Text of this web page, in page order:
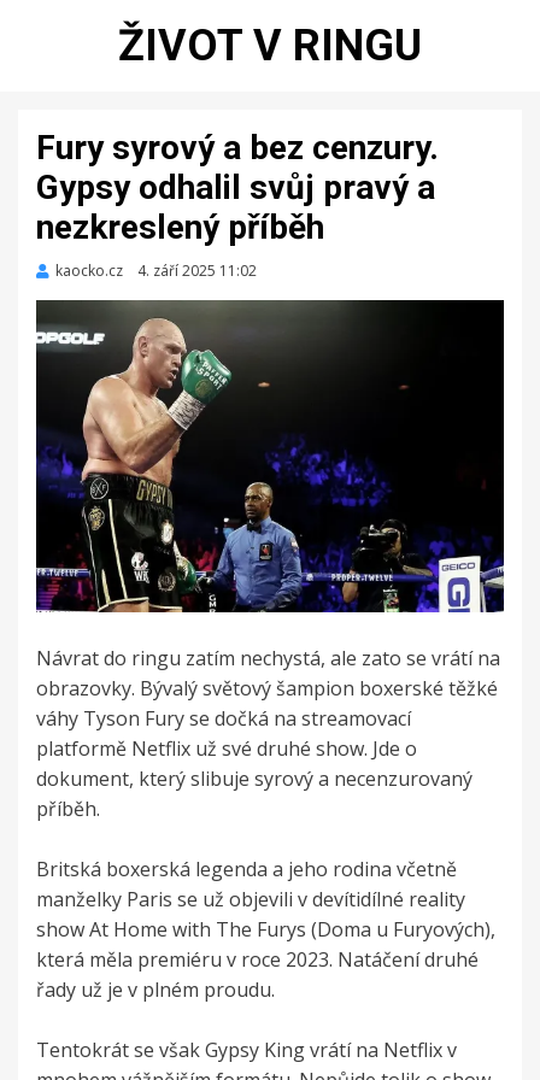
ŽIVOT V RINGU
Fury syrový a bez cenzury.
Gypsy odhalil svůj pravý a
nezkreslený příběh
kaocko.cz
Zveřejněno
4. září 2025 11:02
Návrat do ringu zatím nechystá, ale zato se vrátí na
obrazovky. Bývalý světový šampion boxerské těžké
váhy Tyson Fury se dočká na streamovací
platformě Netflix už své druhé show. Jde o
dokument, který slibuje syrový a necenzurovaný
příběh.
Britská boxerská legenda a jeho rodina včetně
manželky Paris se už objevili v devítidílné reality
show At Home with The Furys (Doma u Furyových),
která měla premiéru v roce 2023. Natáčení druhé
řady už je v plném proudu.
Tentokrát se však Gypsy King vrátí na Netflix v